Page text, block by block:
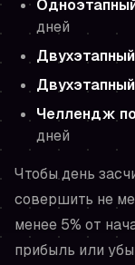
дней
Челлендж
дней
Чтобы день
совершить не
менее 5% от
прибыль или